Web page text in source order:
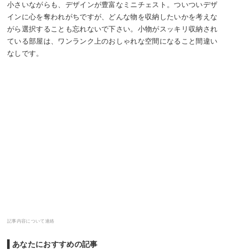
小さいながらも、デザインが豊富なミニチェスト。ついついデザ
インに心を奪われがちですが、どんな物を収納したいかを考えな
がら選択することも忘れないで下さい。小物がスッキリ収納され
ている部屋は、ワンランク上のおしゃれな空間になること間違い
なしです。
記事内容について連絡
あなたにおすすめの記事